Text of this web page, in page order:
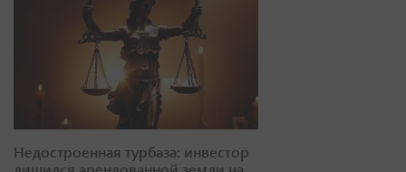
Недостроенная турбаза: инвестор